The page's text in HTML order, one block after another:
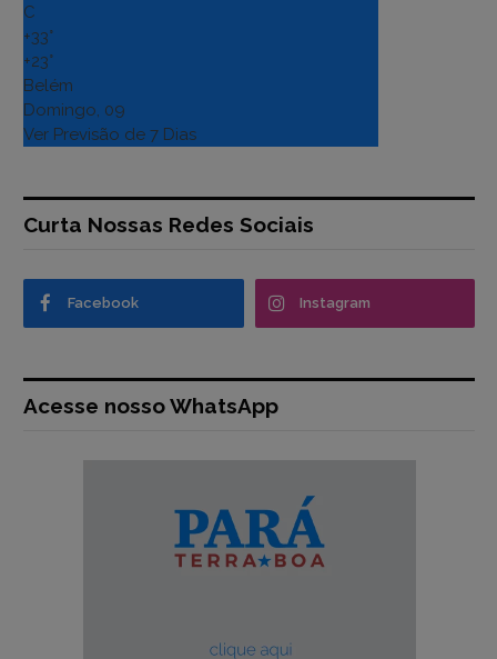
C
+33°
+23°
Belém
Domingo, 09
Ver Previsão de 7 Dias
Curta Nossas Redes Sociais
Facebook Instagram
Acesse nosso WhatsApp